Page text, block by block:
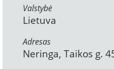
Valstybė
Lietuva
Adresas
Neringa, Taikos g.